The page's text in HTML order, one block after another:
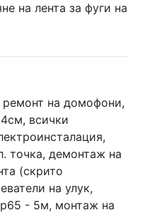
на лента за фуги на
nymane, ikea, тройна ел. рамка basic 55 abb бял, прозвъняване на съществуваща електроинсталация, двойна ел. рамка basic 55 abb бял, монтаж на бойлерно табло, единична ел. рамка basic 55 abb бял, кутия за открит монтаж basic 55 abb бял, девиаторен ел. ключ basic 55 abb бял, пробиване през стени за кабели, монтаж на ключ, монтаж на скрита лед лента на тереса, двойна стенна лампа nymane, монтаж на контакт, трансформатор за лед осветление, направа на отвор и залагане на конзола с гипс, демонтаж на стари ел. обекти (ключове, контакти и лампи), монтаж на ново ел. табло с автоматични бушони(8-10), светещ неонов маркуч на метър, топло бели led /диодни/ лампички за външна употреба., полагане на нов ел. кабел,